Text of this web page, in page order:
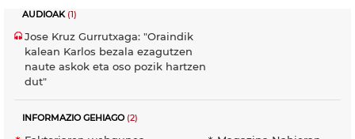
AUDIOAK (1)
Jose Kruz Gurrutxaga: "Oraindik
kalean Karlos bezala ezagutzen
naute askok eta oso pozik hartzen
dut"
INFORMAZIO GEHIAGO(2)